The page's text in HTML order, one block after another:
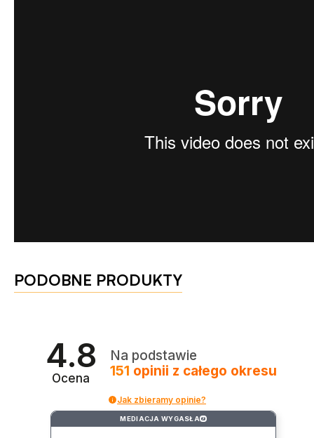
PODOBNE PRODUKTY
4.8
Ocena
Na podstawie
151 opinii z całego okresu
Jak zbieramy opinie?
MEDIACJA WYGASŁA ?